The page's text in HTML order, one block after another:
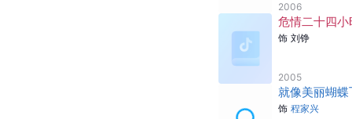
2006
危情二十四小
饰 刘铮
2005
就像美丽蝴蝶
饰 程家兴